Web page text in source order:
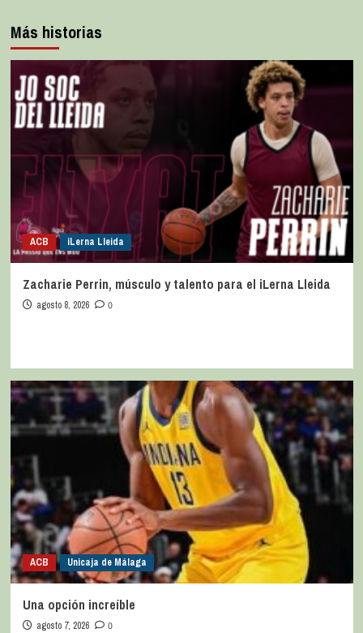
Más historias
ACB iLerna Lleida
Zacharie Perrin, músculo y talento para el iLerna Lleida
agosto 8, 2026 0
ACB Unicaja de Málaga
Una opción increíble
agosto 7, 2026 0